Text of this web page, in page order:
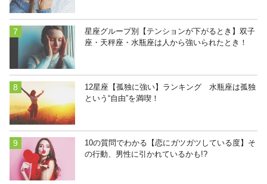
星座グループ別【テンションが下がるとき】双子
座・天秤座・水瓶座は人から強いられたとき！
12星座【孤独に強い】ランキング 水瓶座は孤独
という“自由”を満喫！
10の質問でわかる【恋にガツガツしている度】そ
の行動、男性に引かれているかも!?